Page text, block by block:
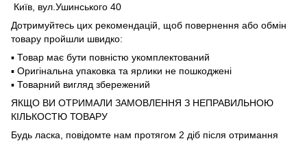
Київ, вул.Ушинського 40
Дотримуйтесь цих рекомендацій, щоб повернення або обмін
товару пройшли швидко:
▪️ Товар має бути повністю укомплектований
▪️ Оригінальна упаковка та ярлики не пошкоджені
▪️ Товарний вигляд збережений
ЯКЩО ВИ ОТРИМАЛИ ЗАМОВЛЕННЯ З НЕПРАВИЛЬНОЮ
КІЛЬКОСТЮ ТОВАРУ
Будь ласка, повідомте нам протягом 2 діб після отримання